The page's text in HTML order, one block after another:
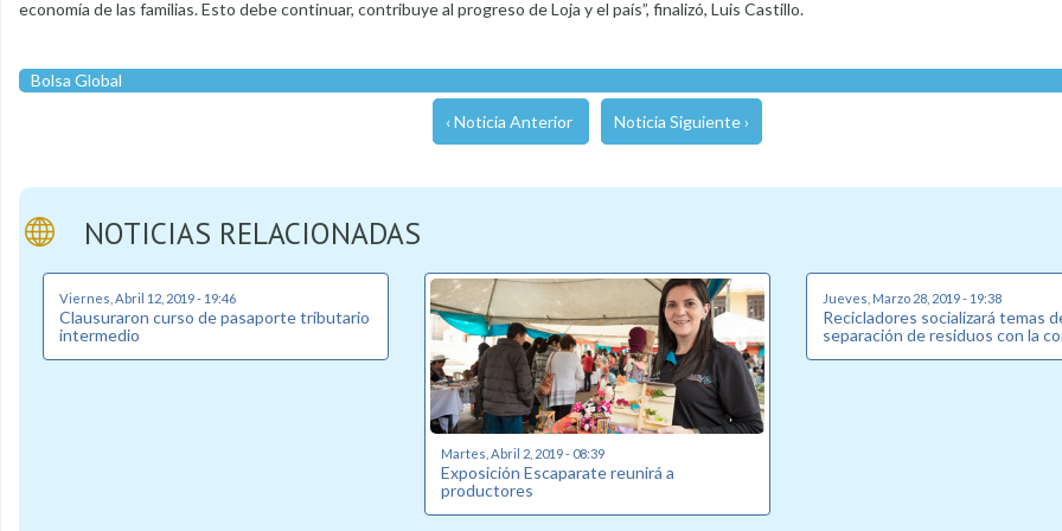
economía de las familias. Esto debe continuar, contribuye al progreso de Loja y el país”, finalizó, Luis Castillo.
Bolsa Global
‹ Noticia Anterior Noticia Siguiente ›
NOTICIAS RELACIONADAS
Viernes, Abril 12, 2019 - 19:46
Clausuraron curso de pasaporte tributario
intermedio
Martes, Abril 2, 2019 - 08:39
Exposición Escaparate reunirá a
productores
Jueves, Marzo 28, 2019 - 19:38
Recicladores socializará temas
separación de residuos con la